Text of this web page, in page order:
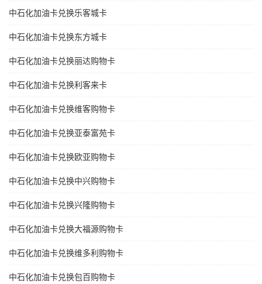
中石化加油卡兑换乐客城卡
中石化加油卡兑换东方城卡
中石化加油卡兑换丽达购物卡
中石化加油卡兑换利客来卡
中石化加油卡兑换维客购物卡
中石化加油卡兑换亚泰富苑卡
中石化加油卡兑换欧亚购物卡
中石化加油卡兑换中兴购物卡
中石化加油卡兑换兴隆购物卡
中石化加油卡兑换大福源购物卡
中石化加油卡兑换维多利购物卡
中石化加油卡兑换包百购物卡